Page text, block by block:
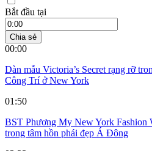
Bắt đầu tại
Chia sẻ
00:00
Dàn mẫu Victoria’s Secret rạng rỡ
Công Trí ở New York
01:50
BST Phương My New York Fashion
trong tâm hồn phái đẹp Á Đông